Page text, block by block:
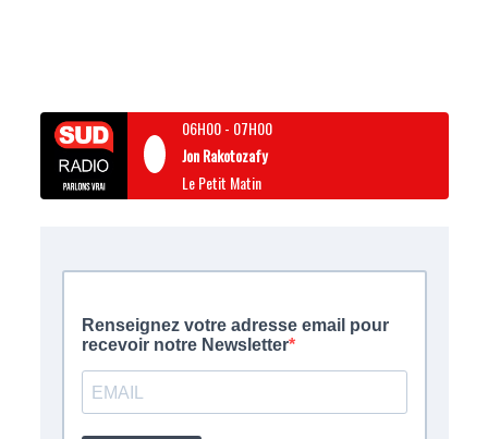
06H00- 07H00
Jon Rakotozafy
Le Petit Matin